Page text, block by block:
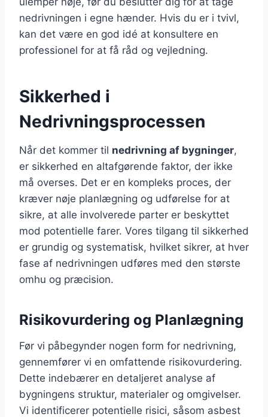
nedrivningen i egne hænder. Hvis du er i tvivl,
kan det være en god idé at konsultere en
professionel for at få råd og vejledning.
Sikkerhed i
Nedrivningsprocessen
Når det kommer til nedrivning af bygninger,
er sikkerhed en altafgørende faktor, der ikke
må overses. Det er en kompleks proces, der
kræver nøje planlægning og udførelse for at
sikre, at alle involverede parter er beskyttet
mod potentielle farer. Vores tilgang til sikkerhed
er grundig og systematisk, hvilket sikrer, at hver
fase af nedrivningen udføres med den største
omhu og præcision.
Risikovurdering og Planlægning
Før vi påbegynder nogen form for nedrivning,
gennemfører vi en omfattende risikovurdering.
Dette indebærer en detaljeret analyse af
bygningens struktur, materialer og omgivelser.
Vi identificerer potentielle risici, såsom asbest